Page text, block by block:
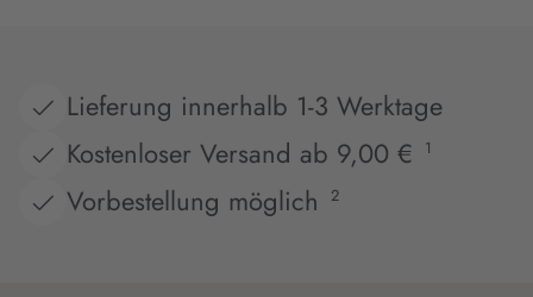
Lieferung innerhalb 1-3 Werktage
Kostenloser Versand ab 9,00 €
1
Vorbestellung möglich 2